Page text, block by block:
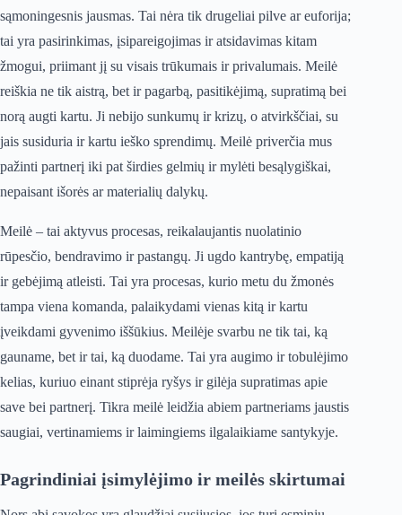
sąmoningesnis jausmas. Tai nėra tik drugeliai pilve ar euforija;
tai yra pasirinkimas, įsipareigojimas ir atsidavimas kitam
žmogui, priimant jį su visais trūkumais ir privalumais. Meilė
reiškia ne tik aistrą, bet ir pagarbą, pasitikėjimą, supratimą bei
norą augti kartu. Ji nebijo sunkumų ir krizų, o atvirkščiai, su
jais susiduria ir kartu ieško sprendimų. Meilė priverčia mus
pažinti partnerį iki pat širdies gelmių ir mylėti besąlygiškai,
nepaisant išorės ar materialių dalykų.
Meilė – tai aktyvus procesas, reikalaujantis nuolatinio
rūpesčio, bendravimo ir pastangų. Ji ugdo kantrybę, empatiją
ir gebėjimą atleisti. Tai yra procesas, kurio metu du žmonės
tampa viena komanda, palaikydami vienas kitą ir kartu
įveikdami gyvenimo iššūkius. Meilėje svarbu ne tik tai, ką
gauname, bet ir tai, ką duodame. Tai yra augimo ir tobulėjimo
kelias, kuriuo einant stiprėja ryšys ir gilėja supratimas apie
save bei partnerį. Tikra meilė leidžia abiem partneriams jaustis
saugiai, vertinamiems ir laimingiems ilgalaikiame santykyje.
Pagrindiniai įsimylėjimo ir meilės skirtumai